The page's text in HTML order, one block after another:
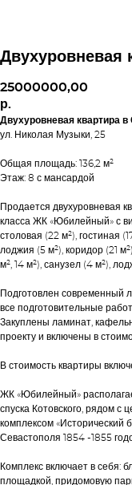
Двухуровневая
25000000,00
р.
Двухуровневая квартира в
ул. Николая Музыки, 25
Общая площадь: 136,2 м²
Этаж: 8 с мансардой
Продается двухуровневая
класса ЖК «Юбилейный» с
столовая (22 м²), гостиная
лоджия (5 м²), коридор (21
м², 14 м²), санузел (4 м²),
Подготовлен современный
все подготовительные
Закуплены ламинат,
проекту и включены в
В стоимость квартиры
ЖК «Юбилейный»
спуска Котовского, рядом с
комплексом «Исторический
Севастополя 1854 -1855
Комплекс включает в себя:
площадкой, придомовую